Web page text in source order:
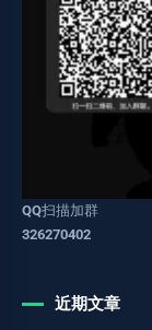
QQ扫描加群
326270402
近期文章